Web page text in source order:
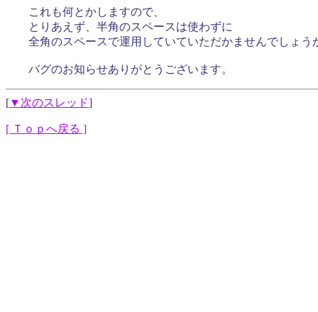
これも何とかしますので、
とりあえず、半角のスペースは使わずに
全角のスペースで運用していていただかませんでしょう
バグのお知らせありがとうございます。
[▼次のスレッド]
[ Ｔｏｐへ戻る ]